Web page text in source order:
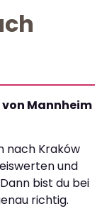
Mannheim
nach Kraków
und
bist du bei
richtig.